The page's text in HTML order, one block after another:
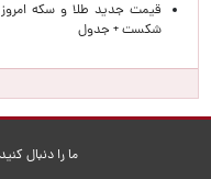
شکست + جدول
ما را دنبال